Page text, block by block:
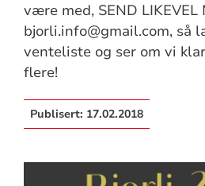
være med, SEND LIKEVEL
bjorli.info@gmail.com, så
venteliste og ser om vi
flere!
Publisert: 17.02.2018